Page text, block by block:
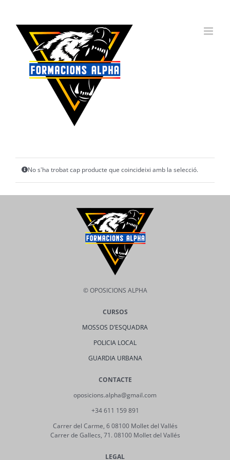
No s'ha trobat cap producte que coincideixi amb la selecció.
© OPOSICIONS ALPHA
CURSOS
MOSSOS D’ESQUADRA
POLICIA LOCAL
GUARDIA URBANA
CONTACTE
oposicions.alpha@gmail.com
+34 611 159 891
Carrer del Carme, 6 08100 Mollet del Vallés
Carrer de Gallecs, 71. 08100 Mollet del Vallés
LEGAL